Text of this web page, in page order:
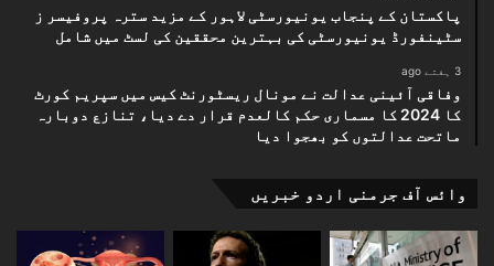
پاکستان کے پنجاب یونیورسٹی لاہور کے مزید سترہ پروفیسر ز
سٹینفورڈ یونیورسٹی کی بہترین محققین کی لسٹ میں شامل
3 ہفتے ago
وفاقی آئینی عدالت نے مونال ریسٹورنٹ کیس میں سپریم کورٹ
کا 2024 کا مسماری حکم کالعدم قرار دے دیا، تنازع دوبارہ
ماتحت عدالتوں کو بھجوا دیا
وائس آف جرمنی اردو خبریں